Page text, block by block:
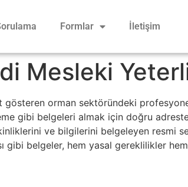
Formlar İletişim
Mesleki
gösteren orman sektöründeki
gibi belgeleri almak için doğru
ve bilgilerini belgeleyen resmi
gibi belgeler, hem yasal gereklilikler